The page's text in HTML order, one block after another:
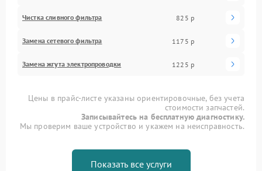
Чистка сливного фильтра 825 р
Замена сетевого фильтра 1175 р
Замена жгута электропроводки 1225 р
Цены в прайс-листе указаны ориентировочные, без учета
стоимости запчастей.
Записывайтесь на бесплатную диагностику.
Мы проверим ваше устройство и укажем на неисправность.
Показать все услуги